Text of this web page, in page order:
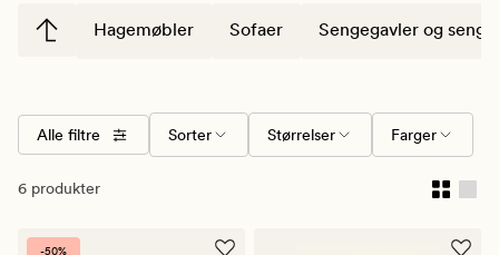
oppbevaringsskap for andre rom. Se vårt utvalg her og få
Hagemøbler Sofaer Sengegavler og
Alle filtre Sorter Størrelser Farger
6 produkter
-50%